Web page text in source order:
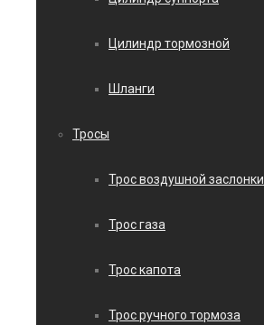
Цилиндр тормозной
Шланги
Тросы
Трос воздушной заслонки
Трос газа
Трос капота
Трос ручного тормоза